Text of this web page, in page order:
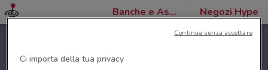
Banche e Assicurazioni Negozi Hype
Ci importa della tua privacy
Continua senza accettare